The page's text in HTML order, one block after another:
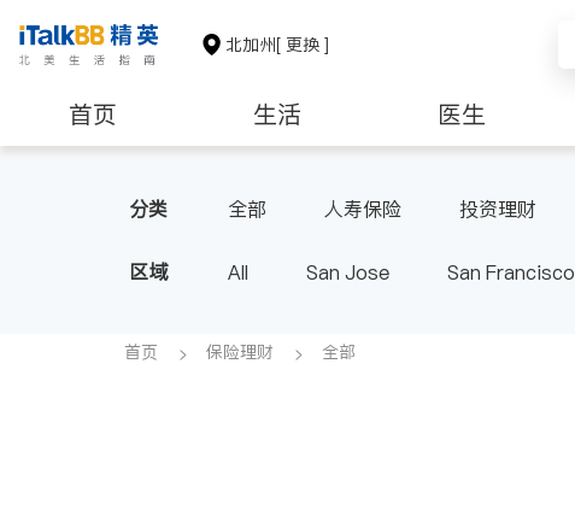
北加州[ 更换 ]
首页 生活 医生
分类 全部 人寿保险 投资理财
区域 All San Jose San Francisco
首页 保险理财 全部